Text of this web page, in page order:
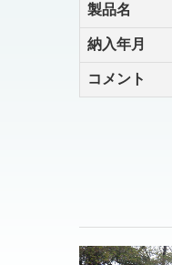
製品名
納入年月
コメント